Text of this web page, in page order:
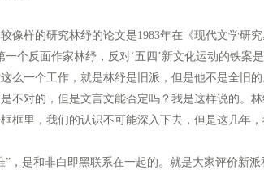
样的研究林纾的论文是1983年在《现代文学研究
个反面作家林纾，反对‘五四’新文化运动的铁案
么一个工作，就是林纾是旧派，但是他不是全旧
不对的，但是文言文能否定吗？我是这样说的。
框里，我们的认识不可能深入下去，但是这几年
是和非白即黑联系在一起的。就是大家评价新派